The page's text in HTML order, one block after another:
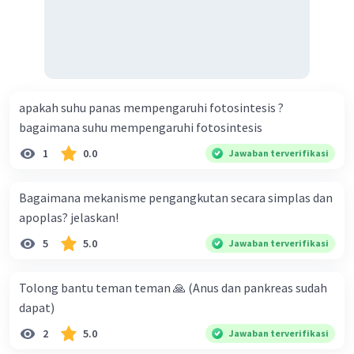
minta tolong yaa kak🙏🏻🙏🏻
apakah suhu panas mempengaruhi fotosintesis ?
bagaimana suhu mempengaruhi fotosintesis
1 0.0 Jawaban terverifikasi
Bagaimana mekanisme pengangkutan secara simplas dan
apoplas? jelaskan!
5 5.0 Jawaban terverifikasi
Tolong bantu teman teman 🙏 (Anus dan pankreas sudah
dapat)
2 5.0 Jawaban terverifikasi